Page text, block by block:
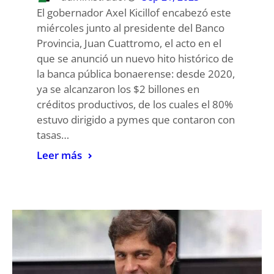
El gobernador Axel Kicillof encabezó este
miércoles junto al presidente del Banco
Provincia, Juan Cuattromo, el acto en el
que se anunció un nuevo hito histórico de
la banca pública bonaerense: desde 2020,
ya se alcanzaron los $2 billones en
créditos productivos, de los cuales el 80%
estuvo dirigido a pymes que contaron con
tasas…
Leer más